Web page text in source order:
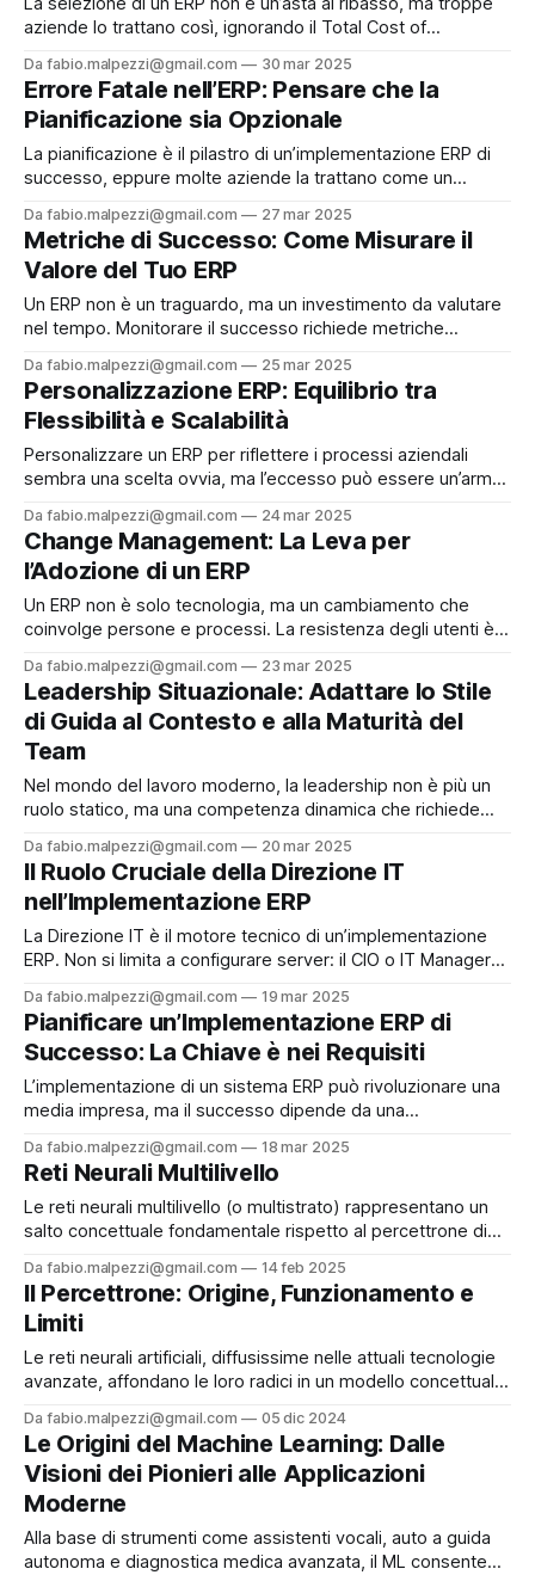
aziende lo trattano così, ignorando il Total Cost of
insostenibile. Ho guidato team che, analizzando costi a
lungo termine—formazione, manutenzione, aggiornamenti
—hanno scartato soluzioni “economiche” che si rivelavano
trappole.
Da fabio.malpezzi@gmail.com 30 mar 2025
Errore Fatale nell’ERP: Pensare che la
Pianificazione sia Opzionale
La pianificazione è il pilastro di un’implementazione ERP di
successo, eppure molte aziende la trattano come un
produttore manifatturiero buttare via mesi di lavoro perché,
per la fretta di mostrare risultati, ha ignorato il
coinvolgimento del reparto produzione: il sistema non
gestiva
Da fabio.malpezzi@gmail.com 27 mar 2025
Metriche di Successo: Come Misurare il
Valore del Tuo ERP
Un ERP non è un traguardo, ma un investimento da valutare
nel tempo. Monitorare il successo richiede metriche
95% a sei) mostra quanto il sistema è integrato nelle
operazioni; il tempo di risposta (idealmente sotto i 2
secondi) ne
Da fabio.malpezzi@gmail.com 25 mar 2025
Personalizzazione ERP: Equilibrio tra
Flessibilità e Scalabilità
Personalizzare un ERP per riflettere i processi aziendali
sembra una scelta ovvia, ma l’eccesso può essere un’arma
costi (fino al 50% in più per la manutenzione) e complica gli
aggiornamenti, bloccando l’accesso a nuove funzionalità. Ad
esempio,
Da fabio.malpezzi@gmail.com 24 mar 2025
Change Management: La Leva per
l’Adozione di un ERP
Un ERP non è solo tecnologia, ma un cambiamento che
coinvolge persone e processi. La resistenza degli utenti è
change management, anche il miglior sistema rischia di
fallire. Coinvolgere gli stakeholder fin dalla pianificazione –
ad esempio con workshop interdipartimentali – crea
Da fabio.malpezzi@gmail.com 23 mar 2025
Leadership Situazionale: Adattare lo Stile
di Guida al Contesto e alla Maturità del
Team
Nel mondo del lavoro moderno, la leadership non è più un
ruolo statico, ma una competenza dinamica che richiede
l'intelligenza artificiale che trasforma i processi e una
complessità organizzativa in continua crescita, i leader si
trovano a navigare
Da fabio.malpezzi@gmail.com 20 mar 2025
Il Ruolo Cruciale della Direzione IT
nell’Implementazione ERP
La Direzione IT è il motore tecnico di un’implementazione
ERP. Non si limita a configurare server: il CIO o IT Manager
compatibilità con CRM, WMS e altri sistemi aziendali.
Durante la migrazione dei dati – un passaggio critico –
assicura che informazioni da vecchi database (magari
Da fabio.malpezzi@gmail.com 19 mar 2025
Pianificare un’Implementazione ERP di
Successo: La Chiave è nei Requisiti
L’implementazione di un sistema ERP può rivoluzionare una
media impresa, ma il successo dipende da una
il cuore del progetto: non si tratta solo di elencare desideri,
ma di analizzare a fondo i processi esistenti, identificare
inefficienze e colmare lacune
Da fabio.malpezzi@gmail.com 18 mar 2025
Reti Neurali Multilivello
Le reti neurali multilivello (o multistrato) rappresentano un
salto concettuale fondamentale rispetto al percettrone di
all’intelligenza artificiale moderna. Mentre il percettrone
monostrato si dimostrò incapace di risolvere problemi non
linearmente separabili, l’introduzione di strati nascosti e
algoritmi di apprendimento avanzati
Da fabio.malpezzi@gmail.com 14 feb 2025
Il Percettrone: Origine, Funzionamento e
Limiti
Le reti neurali artificiali, diffusissime nelle attuali tecnologie
avanzate, affondano le loro radici in un modello concettuale
Rosenblatt, il percettrone segnò una svolta rivoluzionaria
nell’intelligenza artificiale, introducendo per la prima volta un
sistema capace di apprendere da dati
Da fabio.malpezzi@gmail.com 05 dic 2024
Le Origini del Machine Learning: Dalle
Visioni dei Pionieri alle Applicazioni
Moderne
Alla base di strumenti come assistenti vocali, auto a guida
autonoma e diagnostica medica avanzata, il ML consente